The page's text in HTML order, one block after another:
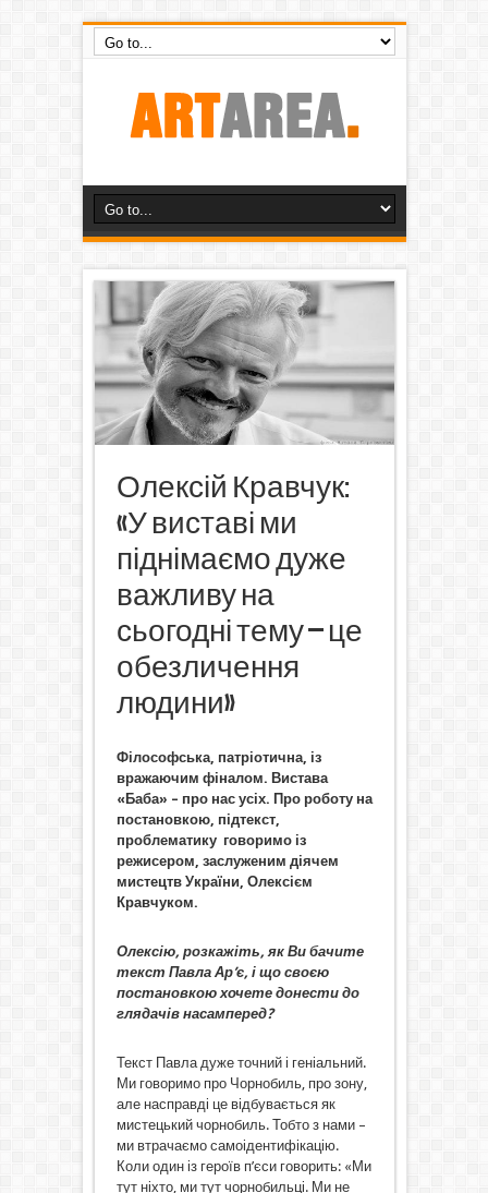
Олексій Кравчук:
«У виставі ми
піднімаємо дуже
важливу на
сьогодні тему – це
обезличення
людини»
Філософська, патріотична, із
вражаючим фіналом. Вистава
«Баба» – про нас усіх. Про роботу на
постановкою, підтекст,
проблематику говоримо із
режисером, заслуженим діячем
мистецтв України, Олексієм
Кравчуком.
Олексію, розкажіть, як Ви бачите
текст Павла Ар’є, і що своєю
постановкою хочете донести до
глядачів насамперед?
Текст Павла дуже точний і геніальний.
Ми говоримо про Чорнобиль, про зону,
але насправді це відбувається як
мистецький чорнобиль. Тобто з нами –
ми втрачаємо самоідентифікацію.
Коли один із героїв п’єси говорить: «Ми
тут ніхто, ми тут чорнобильці. Ми не